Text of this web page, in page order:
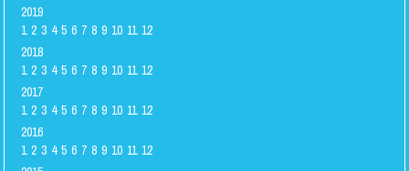
2019
1 2 3 4 5 6 7 8 9 10 11 12
2018
1 2 3 4 5 6 7 8 9 10 11 12
2017
1 2 3 4 5 6 7 8 9 10 11 12
2016
1 2 3 4 5 6 7 8 9 10 11 12